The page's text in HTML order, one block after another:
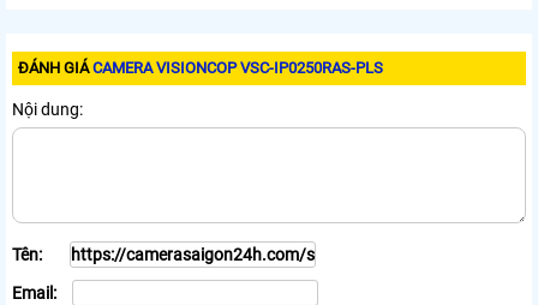
ĐÁNH GIÁCAMERA VISIONCOP VSC-IP0250RAS-PLS
Nội dung:
Tên:
Email: